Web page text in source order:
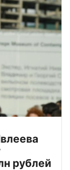
рублей